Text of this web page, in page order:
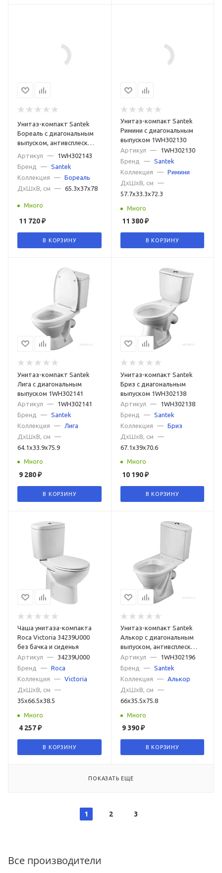
Унитаз-компакт Santek
Бореаль с диагональным
выпуском, антивсплеск
Артикул —
1WH302143
Бренд
— Santek
Коллекция
— Бореаль
ДxШxВ, см
— 65.3x37x78
Много
11 720₽
В КОРЗИНУ
Унитаз-компакт Santek
Римини с диагональным
выпуском 1WH302130
Артикул
—
1WH302130
Бренд
—
Santek
Коллекция
—
Римини
ДxШxВ, см
—
57.7x33.3x72.3
Много
11 380₽
В КОРЗИНУ
Унитаз-компакт Santek
Лига с диагональным
выпуском 1WH302141
Артикул
—
1WH302141
Бренд
— Santek
Коллекция
—
Лига
ДxШxВ, см
—
64.1x33.9x75.9
Много
9 280₽
В КОРЗИНУ
Унитаз-компакт Santek
Бриз с диагональным
выпуском 1WH302138
Артикул
—
1WH302138
Бренд
—
Santek
Коллекция
—
Бриз
ДxШxВ, см
—
67.1x39x70.6
Много
10 190₽
В КОРЗИНУ
Чаша унитаза-компакта
Roca Victoria 34239U000
без бачка и сиденья
Артикул
—
34239U000
Бренд
— Roca
Коллекция
— Victoria
ДxШxВ, см
—
35x66.5x38.5
Много
4 257₽
В КОРЗИНУ
Унитаз-компакт Santek
Алькор с диагональным
выпуском, антивсплеск
1WH302196
Артикул —
1WH302196
Бренд
—
Santek
Коллекция
—
Алькор
ДxШxВ, см
—
66x35.5x75.8
Много
9 390₽
В КОРЗИНУ
ПОКАЗАТЬ ЕЩЕ
1 2 3
Все производители